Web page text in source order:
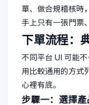
單、做合規稽核時
手上只有一張門票
下單流程：
不同平台 UI 可能
用比較通用的方式
心裡有底。
步驟一：選擇